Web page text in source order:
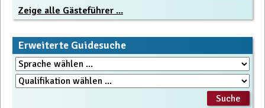
Zeige alle Gästeführer ...
Erweiterte Guidesuche